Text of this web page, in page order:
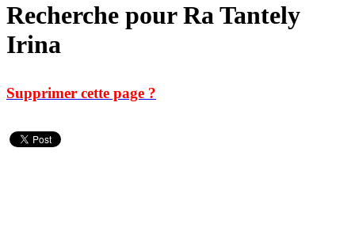
Recherche pour Ra Tantely
Irina
Supprimer cette page ?